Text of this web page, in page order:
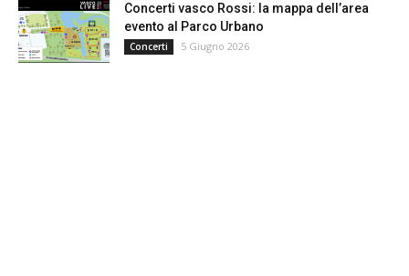
Concerti vasco Rossi: la mappa dell’area
evento al Parco Urbano
Concerti 5 Giugno 2026